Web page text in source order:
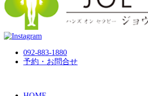
092-883-1880
予約・お問合せ